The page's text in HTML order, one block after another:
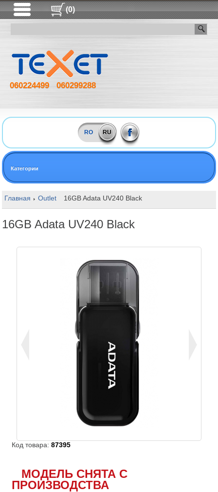
(0)
060224499 060299288
RO RU
Категории
Главная Outlet 16GB Adata UV240 Black
16GB Adata UV240 Black
Код товара:87395
МОДЕЛЬ СНЯТА С
ПРОИЗВОДСТВА